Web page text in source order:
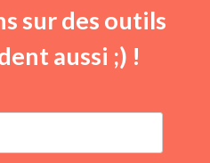
sur des outils
aussi ;) !